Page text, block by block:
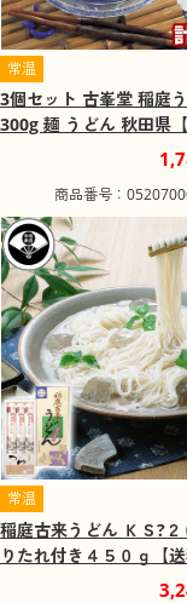
常温
3個セット 古峯堂 稲庭
300g 麺 うどん 秋田県
み】【二重包装不可】
商品番号：
常温
稲庭古来うどん ＫＳ?
りたれ付き４５０ｇ【
【お届け不可地域：沖